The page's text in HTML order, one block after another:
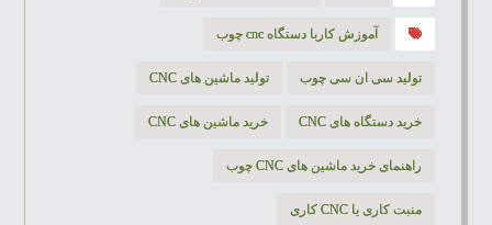
آموزش کاربا دستگاه cnc چوب
تولید سی ان سی چوب تولید ماشین های CNC
خرید دستگاه های CNC خرید ماشین های CNC
راهنمای خرید ماشین های CNC چوب
منبت کاری یا CNC کاری